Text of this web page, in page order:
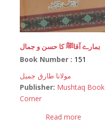
ہمارے آقاﷺ کا حسن و جمال
Book Number : 151
مولانا طارق جمیل
Publisher: Mushtaq Book
Corner
Read more